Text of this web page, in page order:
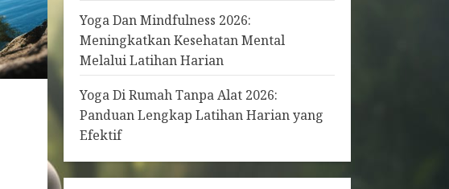
Yoga Dan Mindfulness 2026:
Meningkatkan Kesehatan Mental
Melalui Latihan Harian
Yoga Di Rumah Tanpa Alat 2026:
Panduan Lengkap Latihan Harian yang
Efektif